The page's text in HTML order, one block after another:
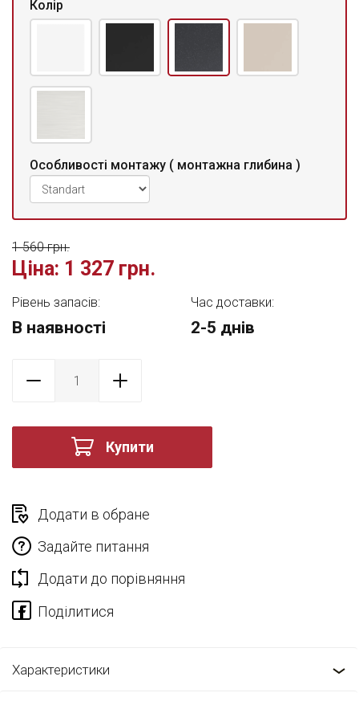
Колір
Особливості монтажу ( монтажна глибина )
Ціна: 1 327 грн.
1 560 грн.
Рівень запасів:
В наявності
Час доставки:
2-5 днів
Купити
Додати в обране
Задайте питання
Додати до порівняння
Характеристики